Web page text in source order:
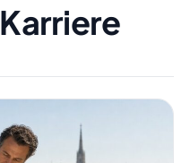
Karriere